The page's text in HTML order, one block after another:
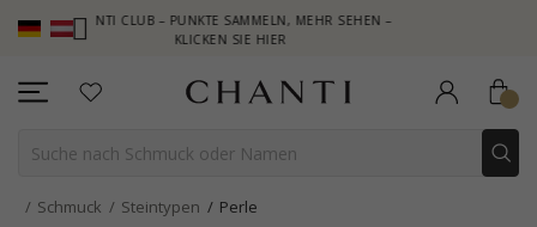
CHANTI CLUB – PUNKTE SAMMELN, MEHR SEHEN –
KLICKEN SIE HIER
Schmuck Steintypen Perle